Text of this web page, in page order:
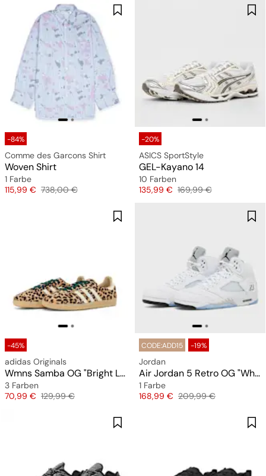
-84%
Comme des Garcons Shirt
Woven Shirt
1 Farbe
Preis
115,99 € Originalpreis
738,00 €
-20%
ASICS SportStyle
GEL-Kayano 14
10 Farben
Preis
135,99 € Originalpreis
169,99 €
-45%
adidas Originals
Wmns Samba OG "Bright Leopard Print"
3 Farben
Preis
70,99 € Originalpreis
129,99 €
CODE:ADD15 -19%
Jordan
Air Jordan 5 Retro OG "White Metallic"
1 Farbe
Preis
168,99 € Originalpreis
209,99 €